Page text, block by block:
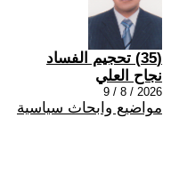
(35) تحجيم الفساد
نجاح العلي
2026 / 8 / 9
مواضيع وابحاث سياسية